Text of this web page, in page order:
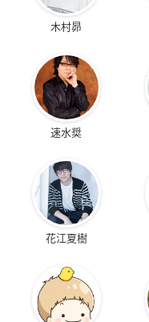
木村昴
速水奨
花江夏樹